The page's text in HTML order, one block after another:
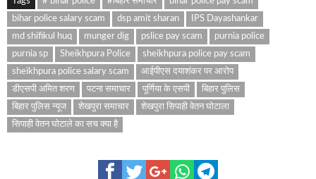
bihar police salary scam
dsp amit sharan
IPS Dayashankar
md shifikul huq
munger dig pslice pay scam
purnia police
purnia sp
Sheikhpura Police
sheikhpura police pay scam
sheikhpura police salary scam
आईपीएस दयाशंकर पर आरोप
डीएसपी अमित शरण
पटना समाचार पूर्णिया के एसपी
बिहार पुलिस
बिहार पुलिस न्यूज
शेखपुरा समाचार
शेखपुरा सिपाही वेतन घोटाला
सिपाही वेतन घोटाले का सच क्या है